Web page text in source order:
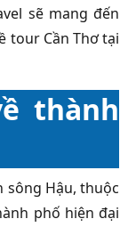
sẽ mang đến
tour Cần Thơ tại
thành
sông Hậu, thuộc
phố hiện đại